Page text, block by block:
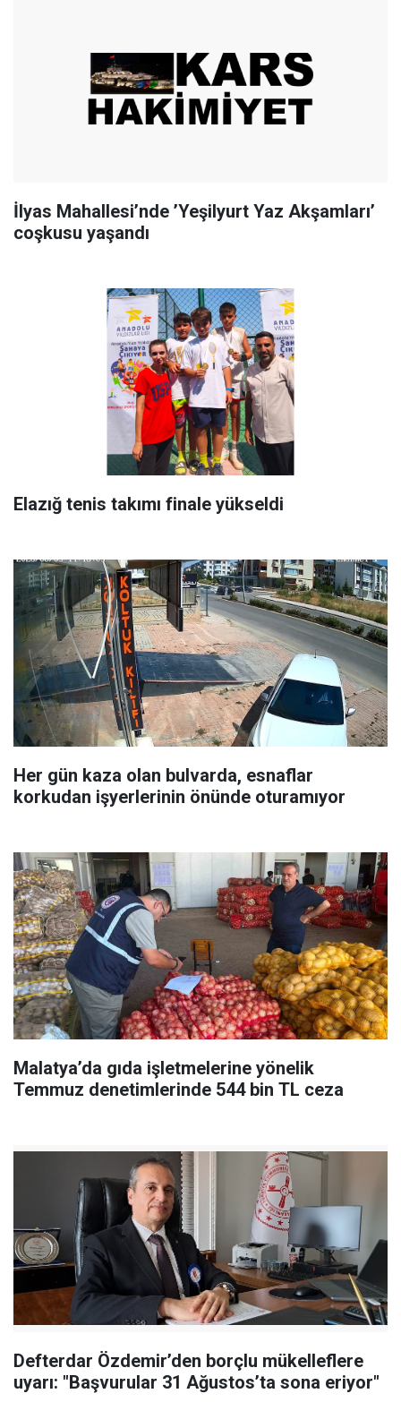
İlyas Mahallesi’nde ’Yeşilyurt Yaz Akşamları’
coşkusu yaşandı
Elazığ tenis takımı finale yükseldi
Her gün kaza olan bulvarda, esnaflar
korkudan işyerlerinin önünde oturamıyor
Malatya’da gıda işletmelerine yönelik
Temmuz denetimlerinde 544 bin TL ceza
Defterdar Özdemir’den borçlu mükelleflere
uyarı: "Başvurular 31 Ağustos’ta sona eriyor"